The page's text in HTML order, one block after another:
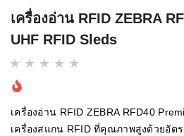
เครื่องอ่าน RFID ZEBRA
UHF RFID Sleds
เครื่องอ่าน RFID ZEBRA RFD40
เครื่องสแกน RFID ที่คุณภาพสูงด้วยอัต